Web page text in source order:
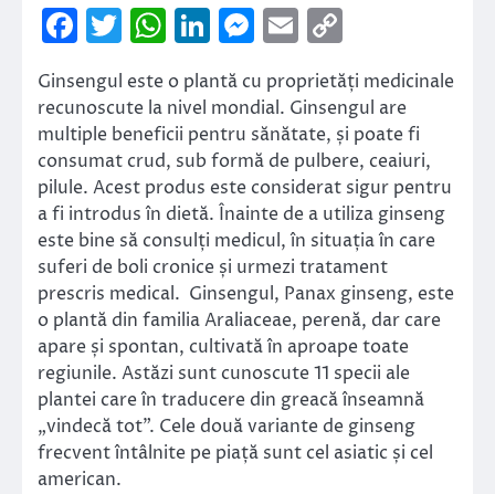
Facebook
Twitter
WhatsApp
LinkedIn
Messenger
Email
Link
Ginsengul este o plantă cu proprietăți medicinale
recunoscute la nivel mondial. Ginsengul are
multiple beneficii pentru sănătate, și poate fi
consumat crud, sub formă de pulbere, ceaiuri,
pilule. Acest produs este considerat sigur pentru
a fi introdus în dietă. Înainte de a utiliza ginseng
este bine să consulți medicul, în situația în care
suferi de boli cronice și urmezi tratament
prescris medical. Ginsengul, Panax ginseng, este
o plantă din familia Araliaceae, perenă, dar care
apare și spontan, cultivată în aproape toate
regiunile. Astăzi sunt cunoscute 11 specii ale
plantei care în traducere din greacă înseamnă
„vindecă tot”. Cele două variante de ginseng
frecvent întâlnite pe piață sunt cel asiatic și cel
american.